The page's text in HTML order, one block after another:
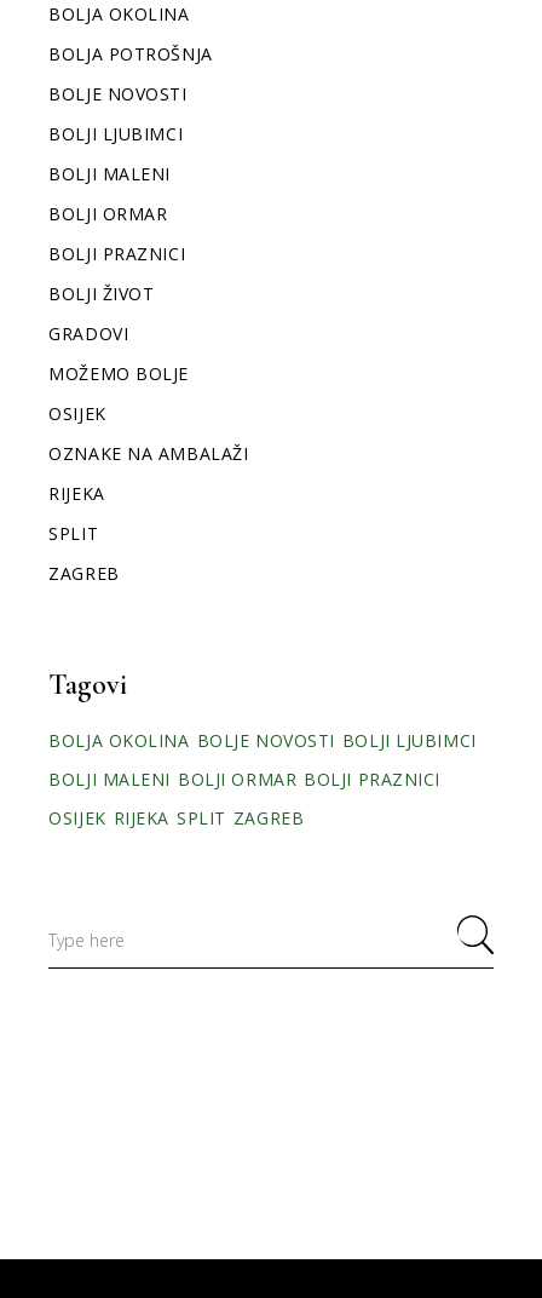
BOLJA OKOLINA
BOLJA POTROŠNJA
BOLJE NOVOSTI
BOLJI LJUBIMCI
BOLJI MALENI
BOLJI ORMAR
BOLJI PRAZNICI
BOLJI ŽIVOT
GRADOVI
MOŽEMO BOLJE
OSIJEK
OZNAKE NA AMBALAŽI
RIJEKA
SPLIT
ZAGREB
Tagovi
BOLJA OKOLINA BOLJE NOVOSTI BOLJI LJUBIMCI
BOLJI MALENI BOLJI ORMAR BOLJI PRAZNICI
OSIJEK RIJEKA SPLIT ZAGREB
for: